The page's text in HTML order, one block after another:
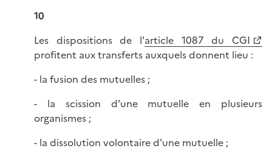
10
Les dispositions de l'article 1087 du CGI
profitent aux transferts auxquels donnent lieu :
- la fusion des mutuelles ;
- la scission d'une mutuelle en plusieurs
organismes ;
- la dissolution volontaire d'une mutuelle ;